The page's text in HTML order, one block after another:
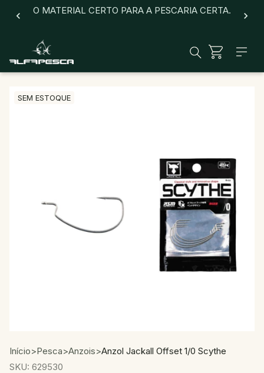
O MATERIAL CERTO PARA A PESCARIA CERTA.
SEM ESTOQUE
Início>Pesca>Anzois>Anzol Jackall Offset 1/0 Scythe
SKU: 629530